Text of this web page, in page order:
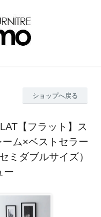
ショップへ戻る
【フラット】ス
ム×ベストセラー
ミダブルサイズ）
ー